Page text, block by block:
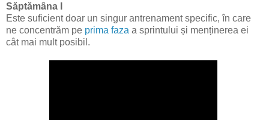
Săptămâna I
Este suficient doar un singur antrenament specific, în care
ne concentrăm pe prima faza a sprintului și menținerea ei
cât mai mult posibil.